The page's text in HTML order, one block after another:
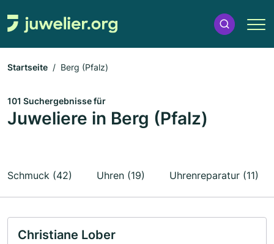
Startseite Berg (Pfalz)
101 Suchergebnisse für
Juweliere in Berg (Pfalz)
Schmuck (42) Uhren (19) Uhrenreparatur (11)
Christiane Lober